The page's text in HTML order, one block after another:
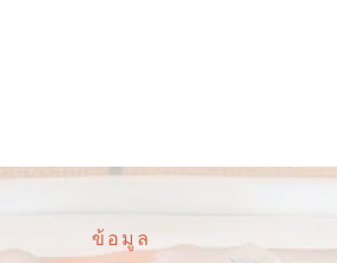
ข้อมูล